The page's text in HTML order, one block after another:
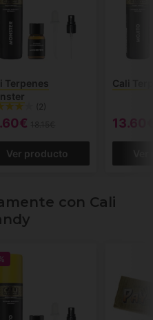
Terpenes
(2)
Ver producto
Cali
con Cali